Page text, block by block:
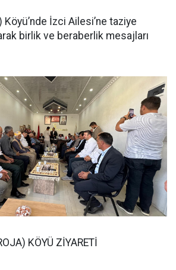
İzci Ailesi’ne taziye
birlik ve beraberlik mesajları
KÖYÜ ZİYARETİ